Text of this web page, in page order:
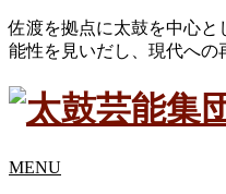
佐渡を拠点に太鼓を中心
能性を見いだし、現代への
MENU